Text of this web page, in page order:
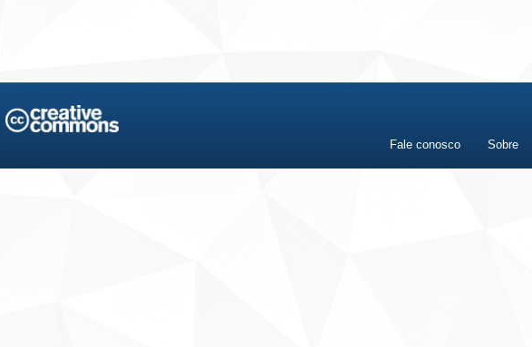
Fale conosco Sobre